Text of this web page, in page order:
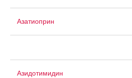
Азатиоприн
Азидотимидин